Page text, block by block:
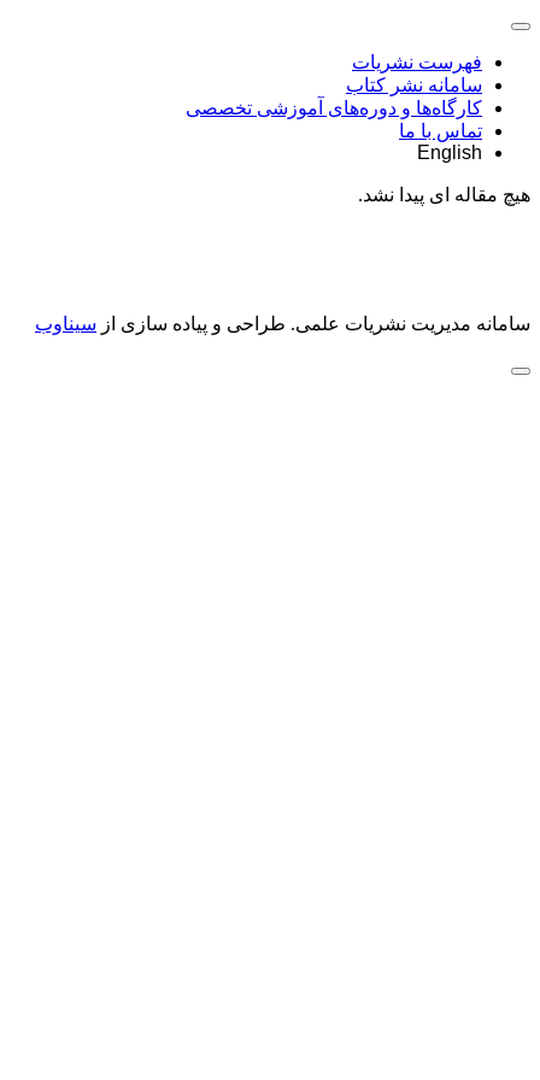
فهرست نشریات
سامانه نشر کتاب
کارگاه‌ها و دوره‌های آموزشی تخصصی
تماس با ما
English
هیچ مقاله ای پیدا نشد.
سامانه مدیریت نشریات علمی. طراحی و پیاده سازی از سیناوب